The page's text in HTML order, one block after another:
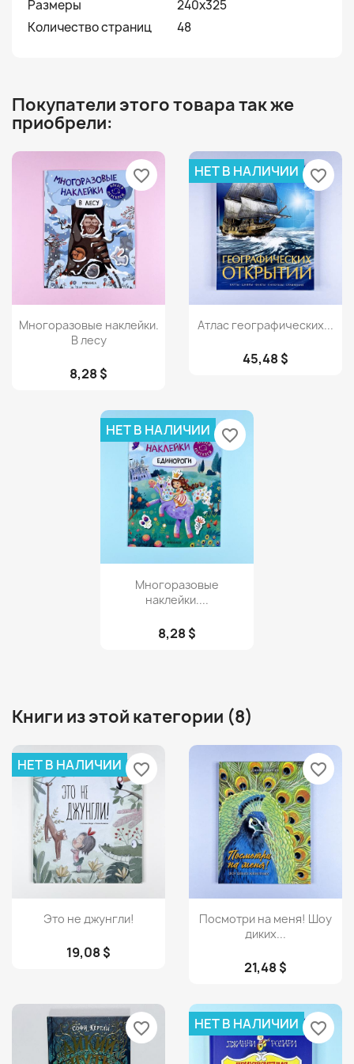
Размеры
240x325
Количество страниц
48
Покупатели этого товара так же
приобрели:
Просмотр
Многоразовые наклейки.
В лесу
8,28 $
favorite_border
Просмотр
Атлас географических...
45,48 $
НЕТ В НАЛИЧИИ favorite_border
Просмотр
Многоразовые
наклейки....
8,28 $
НЕТ В НАЛИЧИИ favorite_border
Книги из этой категории (8)
 Просмотр
Это не джунгли!
19,08 $
НЕТ В НАЛИЧИИ favorite_border
Просмотр
Посмотри на меня! Шоу
диких...
21,48 $
favorite_border
favorite_border НЕТ В НАЛИЧИИ favorite_border